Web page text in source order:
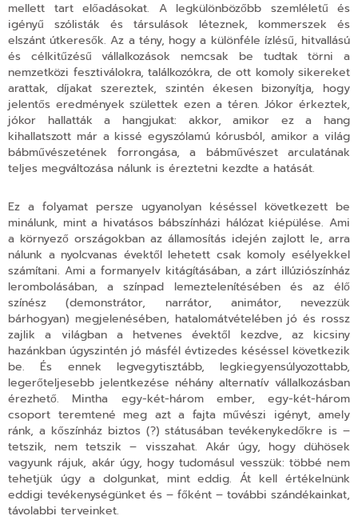
mellett tart előadásokat. A legkülönbözőbb szemléletű és
igényű szólisták és társulások léteznek, kommerszek és
elszánt útkeresők. Az a tény, hogy a különféle ízlésű, hitvallású
és célkitűzésű vállalkozások nemcsak be tudtak törni a
nemzetközi fesztiválokra, találkozókra, de ott komoly sikereket
arattak, díjakat szereztek, szintén ékesen bizonyítja, hogy
jelentős eredmények születtek ezen a téren. Jókor érkeztek,
jókor hallatták a hangjukat: akkor, amikor ez a hang
kihallatszott már a kissé egyszólamú kórusból, amikor a világ
bábművészetének forrongása, a bábművészet arculatának
teljes megváltozása nálunk is éreztetni kezdte a hatását.
Ez a folyamat persze ugyanolyan késéssel következett be
minálunk, mint a hivatásos bábszínházi hálózat kiépülése. Ami
a környező országokban az államosítás idején zajlott le, arra
nálunk a nyolcvanas évektől lehetett csak komoly esélyekkel
számítani. Ami a formanyelv kitágításában, a zárt illúziószínház
lerombolásában, a színpad lemeztelenítésében és az élő
színész (demonstrátor, narrátor, animátor, nevezzük
bárhogyan) megjelenésében, hatalomátvételében jó és rossz
zajlik a világban a hetvenes évektől kezdve, az kicsiny
hazánkban úgyszintén jó másfél évtizedes késéssel következik
be. És ennek legvegytisztább, legkiegyensúlyozottabb,
legerőteljesebb jelentkezése néhány alternatív vállalkozásban
érezhető. Mintha egy-két-három ember, egy-két-három
csoport teremtené meg azt a fajta művészi igényt, amely
ránk, a kőszínház biztos (?) státusában tevékenykedőkre is –
tetszik, nem tetszik – visszahat. Akár úgy, hogy dühösek
vagyunk rájuk, akár úgy, hogy tudomásul vesszük: többé nem
tehetjük úgy a dolgunkat, mint eddig. Át kell értékelnünk
eddigi tevékenységünket és – főként – további szándékainkat,
távolabbi terveinket.